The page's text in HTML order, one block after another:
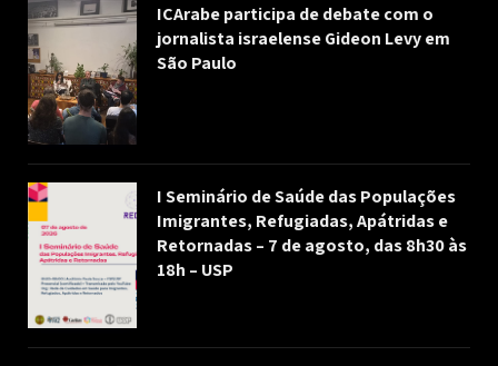
ICArabe participa de debate com o
jornalista israelense Gideon Levy em
São Paulo
I Seminário de Saúde das Populações
Imigrantes, Refugiadas, Apátridas e
Retornadas – 7 de agosto, das 8h30 às
18h – USP